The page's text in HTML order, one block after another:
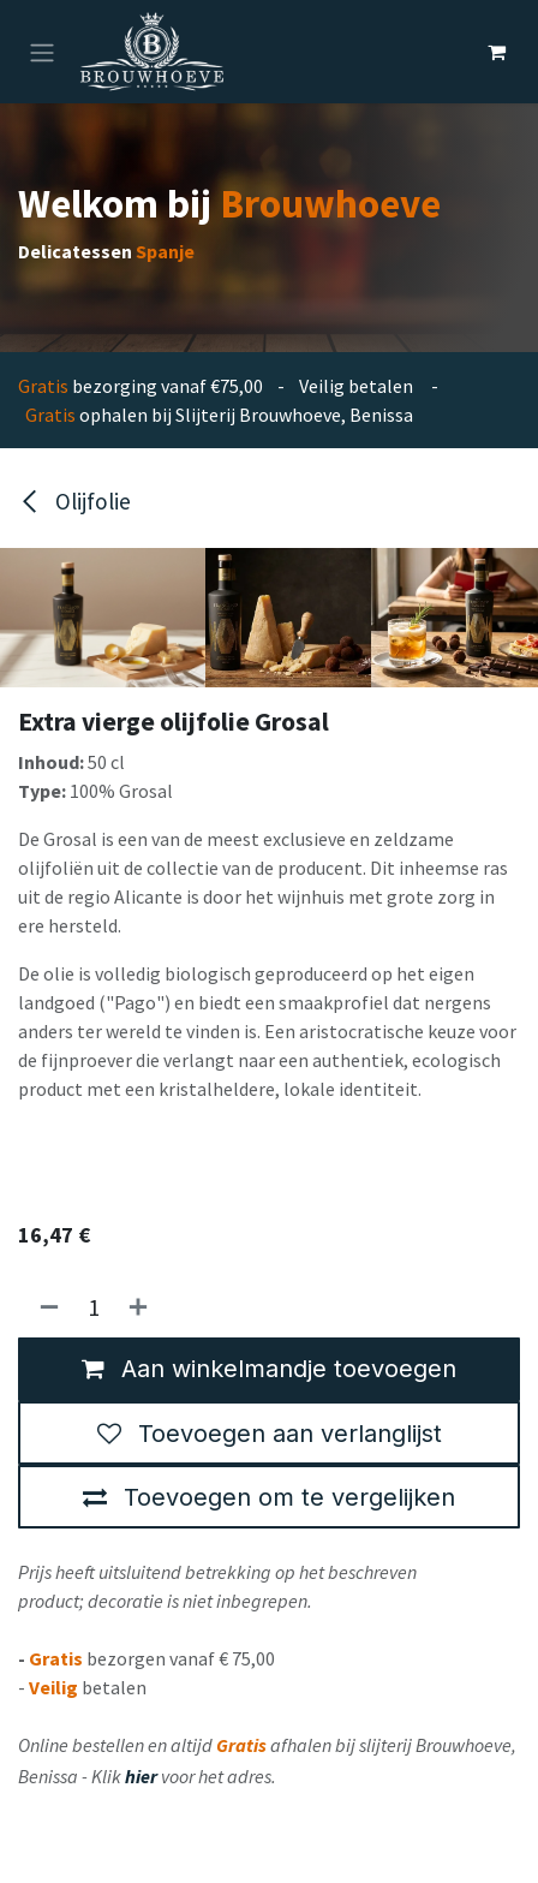
Overslaan naar inhoud
Welkom bijBrouwhoeve
Delicatessen Spanje
Gratis bezorging vanaf €75,00 - Veilig betalen -
Gratis ophalen bij Slijterij Brouwhoeve, Benissa
Olijfolie
Extra vierge olijfolie Grosal
Inhoud:50 cl
Type: 100% Grosal
De Grosal is een van de meest exclusieve en zeldzame
olijfoliën uit de collectie van de producent. Dit inheemse ras
uit de regio Alicante is door het wijnhuis met grote zorg in
ere hersteld.
De olie is volledig biologisch geproduceerd op het eigen
landgoed ("Pago") en biedt een smaakprofiel dat nergens
anders ter wereld te vinden is. Een aristocratische keuze voor
de fijnproever die verlangt naar een authentiek, ecologisch
product met een kristalheldere, lokale identiteit.
16,47 €
Aan winkelmandje toevoegen
Toevoegen om te vergelijken
Toevoegen aan verlanglijst
Prijs heeft uitsluitend betrekking op het beschreven
product; decoratie is niet inbegrepen.
- Gratis bezorgen vanaf € 75,00
- Veilig betalen
Online bestellen en altijd Gratisafhalen bij slijterij Brouwhoeve,
Benissa - Klikhiervoor het adres.